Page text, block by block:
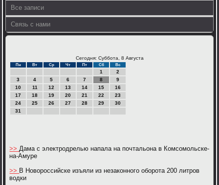
Все записи
Связь с нами
Сегодня: Суббота, 8 Августа
Пн Вт Ср Чт Пт Сб Вс
1
2
3
4 5 6 7 8
9
10
11 12 13 14 15
16
17
18 19 20 21 22
23
24
25 26 27 28 29
30
31
>>Дама с электродрелью напала на почтальона в Комсомольске-
на-Амуре
>> В Новороссийске изъяли из незаконного оборота 200 литров
водки